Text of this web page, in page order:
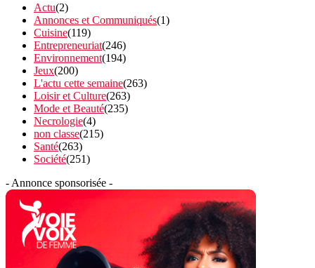
Actu(2)
Annonces et Communiqués(1)
Cuisine(119)
Entrepreneuriat(246)
Environnement(194)
Jeux(200)
L'actu cette semaine(263)
Loisir et Culture(263)
Mode et Beauté(235)
Necrologie(4)
non classe(215)
Santé(263)
Société(251)
- Annonce sponsorisée -